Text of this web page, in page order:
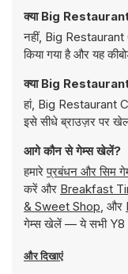
क्या Big Restaurant
नहीं, Big
किया गया है और यह
क्या Big
हां, Big Restaurant
इसे सीधे ब्राउज़र पर
आगे कौन से गेम्स खेलें?
हमारेप्रबंधन और सिम
करें और Breakfast
& Sweet Shop, और
गेम्स खेलें — ये सभी Y8
और दिखाएं